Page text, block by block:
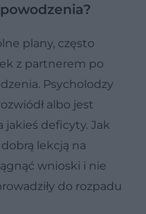
plany, często
z partnerem po
Psycholodzy
albo jest
jakieś deficyty. Jak
lekcją na
wnioski i nie
do rozpadu